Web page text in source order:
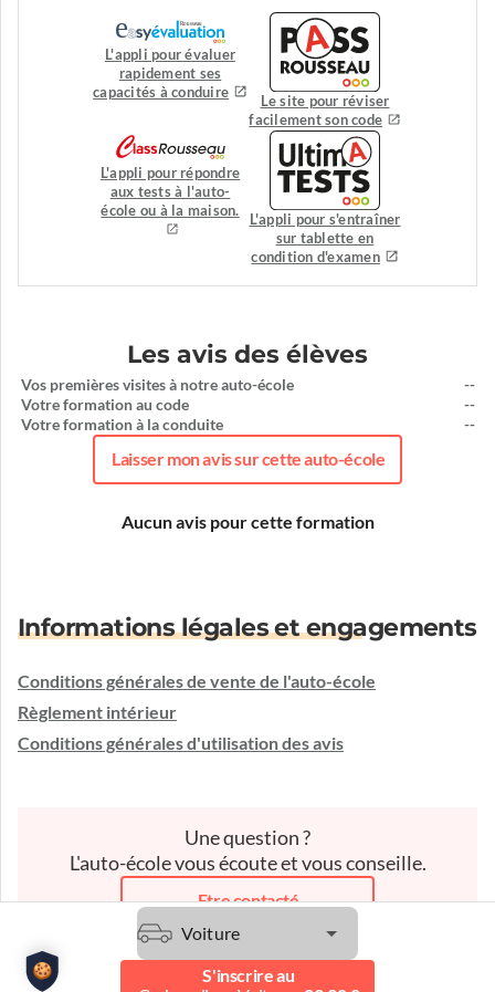
L'appli pour évaluer
rapidement ses
capacités à conduire
Le site pour réviser
facilement son code
L'appli pour répondre
aux tests à l'auto-
école ou à la maison.
L'appli pour s'entraîner
sur tablette en
condition d'examen
Les avis des élèves
Vos premières visites à notre auto-école
Votre formation au code
Votre formation à la conduite
--
--
--
Laisser mon avis sur cette auto-école
Aucun avis pour cette formation
Informations légales et engagements
Conditions générales de vente de l'auto-école
Règlement intérieur
Conditions générales d'utilisation des avis
Une question ?
L'auto-école vous écoute et vous conseille.
Etre contacté
Voiture
S'inscrire au